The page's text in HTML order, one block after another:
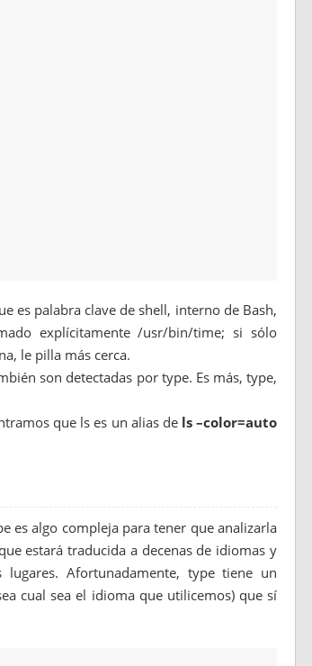
es palabra clave de shell, interno de Bash,
explícitamente /usr/bin/time; si sólo
le pilla más cerca.
son detectadas por type. Es más, type,
que ls es un alias de ls –color=auto
es algo compleja para tener que analizarla
estará traducida a decenas de idiomas y
Afortunadamente, type tiene un
cual sea el idioma que utilicemos) que sí